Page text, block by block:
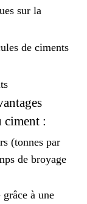
sur la
de ciments
ciment :
(tonnes par
de broyage
à une